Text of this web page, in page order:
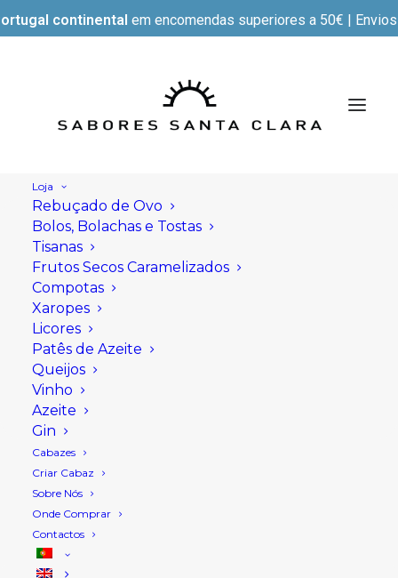
continental em encomendas superiores a 50€ |
Loja
Rebuçado de Ovo
Bolos, Bolachas e Tostas
Tisanas
Frutos Secos Caramelizados
Compotas
Xaropes
Licores
Patês de Azeite
Queijos
Vinho
Azeite
Gin
Cabazes
Criar Cabaz
Sobre Nós
Onde Comprar
Contactos